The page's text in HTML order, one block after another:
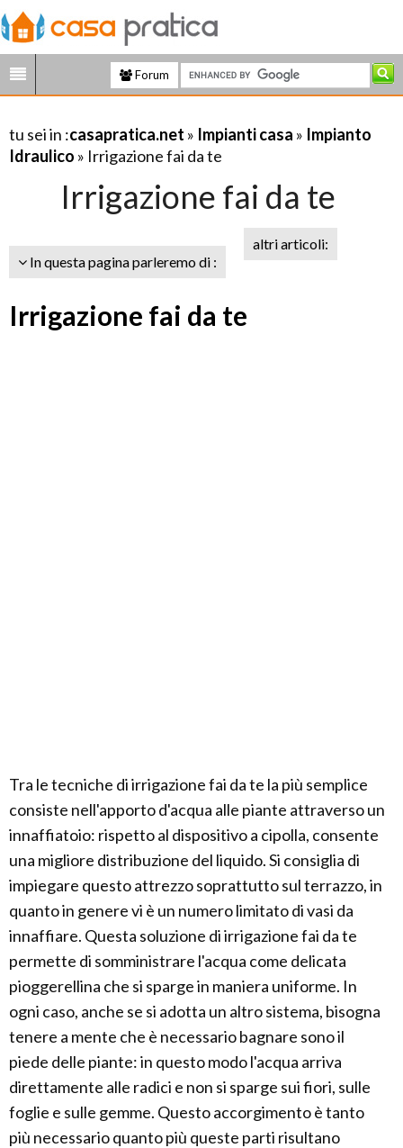
Forum
tu sei in :casapratica.net » Impianti casa » Impianto
Idraulico » Irrigazione fai da te
Irrigazione fai da te
In questa pagina parleremo di :
altri articoli:
Irrigazione fai da te
Tra le tecniche di irrigazione fai da te la più semplice
consiste nell'apporto d'acqua alle piante attraverso un
innaffiatoio: rispetto al dispositivo a cipolla, consente
una migliore distribuzione del liquido. Si consiglia di
impiegare questo attrezzo soprattutto sul terrazzo, in
quanto in genere vi è un numero limitato di vasi da
innaffiare. Questa soluzione di irrigazione fai da te
permette di somministrare l'acqua come delicata
pioggerellina che si sparge in maniera uniforme. In
ogni caso, anche se si adotta un altro sistema, bisogna
tenere a mente che è necessario bagnare sono il
piede delle piante: in questo modo l'acqua arriva
direttamente alle radici e non si sparge sui fiori, sulle
foglie e sulle gemme. Questo accorgimento è tanto
più necessario quanto più queste parti risultano